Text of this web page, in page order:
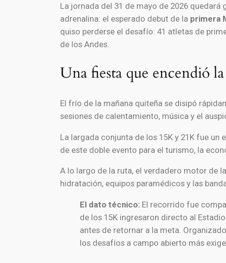
La jornada del 31 de mayo de 2026
adrenalina: el esperado debut de la primera
quiso perderse el desafío: 41 atletas de
de los Andes.
Una fiesta que encendió
El frío de la mañana quiteña se disipó
sesiones de calentamiento, música y el
La largada conjunta de los 15K y 21K fue
de este doble evento para el turismo, la
A lo largo de la ruta, el verdadero motor de
hidratación, equipos paramédicos y las
El dato técnico: El recorrido fue
de los 15K ingresaron directo al
antes de retornar a la meta.
los desafíos a campo abierto más